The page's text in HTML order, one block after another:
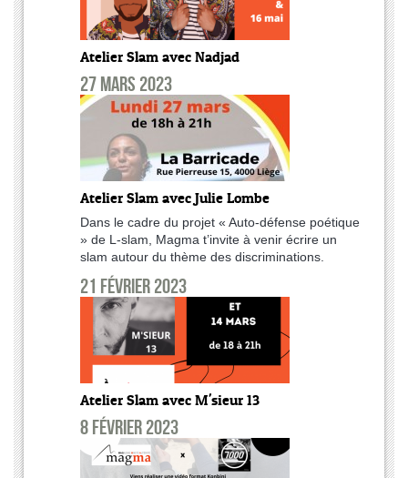
Atelier Slam avec Nadjad
27 mars 2023
Atelier Slam avec Julie Lombe
Dans le cadre du projet « Auto-défense poétique
» de L-slam, Magma t’invite à venir écrire un
slam autour du thème des discriminations.
21 février 2023
Atelier Slam avec M'sieur 13
8 février 2023